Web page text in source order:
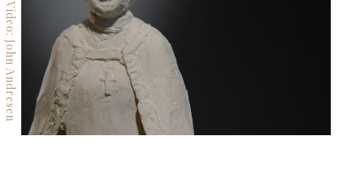
Video: John Andresen